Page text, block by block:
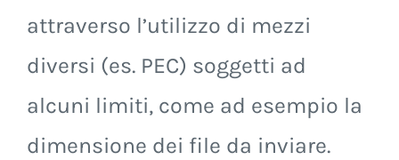
attraverso l’utilizzo di mezzi
diversi (es. PEC) soggetti ad
alcuni limiti, come ad esempio la
dimensione dei file da inviare.